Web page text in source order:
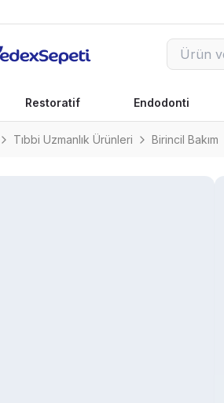
Restoratif Endodonti
Tıbbi Uzmanlık Ürünleri Birincil Bakım